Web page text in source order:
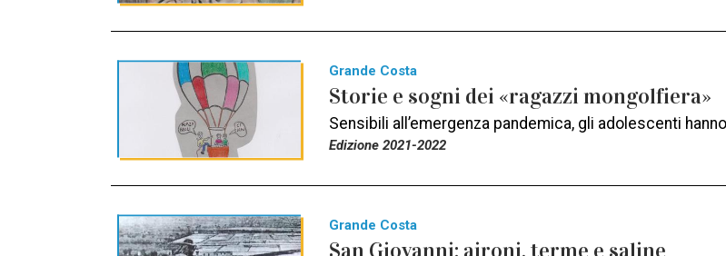
Grande Costa
Storie e sogni dei «ragazzi mongolfiera»
Sensibili all’emergenza pandemica, gli adolescenti
Edizione 2021-2022
Grande Costa
San Giovanni: aironi, terme e saline